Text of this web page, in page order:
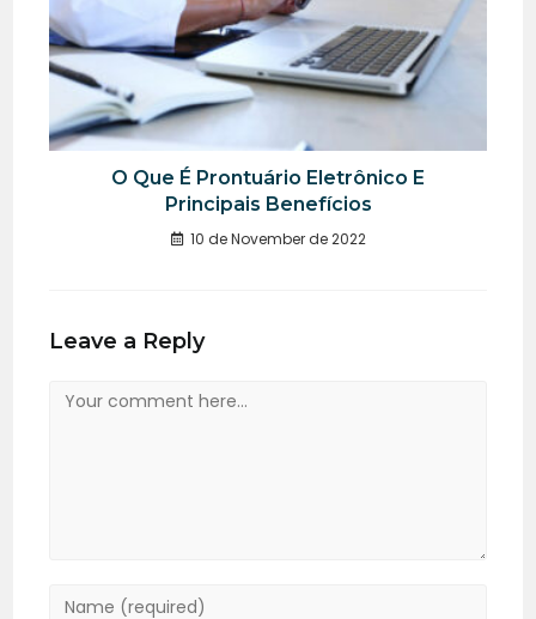
O Que É Prontuário Eletrônico E
Principais Benefícios
10 de November de 2022
Leave a Reply